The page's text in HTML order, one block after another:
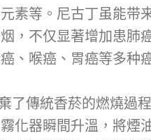
素等。尼古丁虽能带
，不仅显著增加患肺
、喉癌、胃癌等多种
了傳統香菸的燃燒過
化器瞬間升溫，將煙